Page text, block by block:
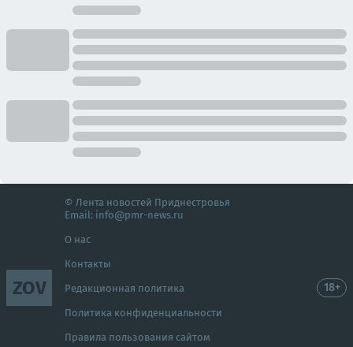
ZOV
© Лента новостей Приднестровья
Email: info@pmr-news.ru
О нас
Контакты
Редакционная политика
Политика конфиденциальности
Правила пользования сайтом
18+